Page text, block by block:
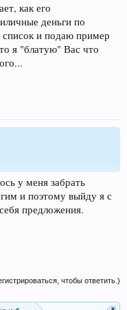
как его
деньги по
и подаю пример
я "блатую" Вас что
у меня забрать
и поэтому выйду я с
предложения.
чтобы ответить.)